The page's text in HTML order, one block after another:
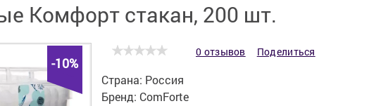
Комфорт стакан, 200 шт.
-10%
0 отзывов Поделиться
Страна: Россия
Бренд: ComForte